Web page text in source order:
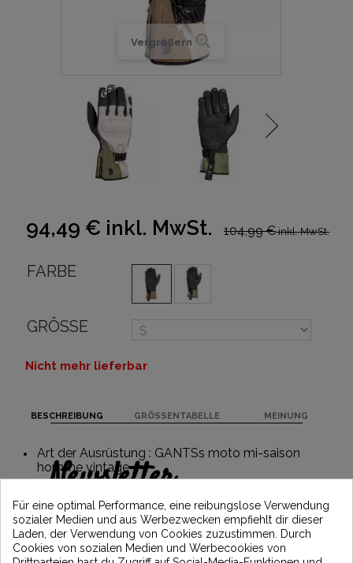
Vergrößern
94,49 € inkl. MwSt. 104,99 €inkl. MwSt.
FARBE
GRÖSSE
Nicht mehr lieferbar
BESCHREIBUNG GRÖSSENTABELLE MEINUNG
Art der Ausrüstung : GANTSs moto mi-saison
homme vintage
Newsletter
Erhalten Sie 5€ Rabatt auf Ihre erste
Bestellung, indem Sie sich anmelden und
über die neuesten Vintage Motors-
Nachrichten informiert bleiben
Für eine optimal Performance, eine reibungslose Verwendung
sozialer Medien und aus Werbezwecken empfiehlt dir dieser
Laden, der Verwendung von Cookies zuzustimmen. Durch
Cookies von sozialen Medien und Werbecookies von